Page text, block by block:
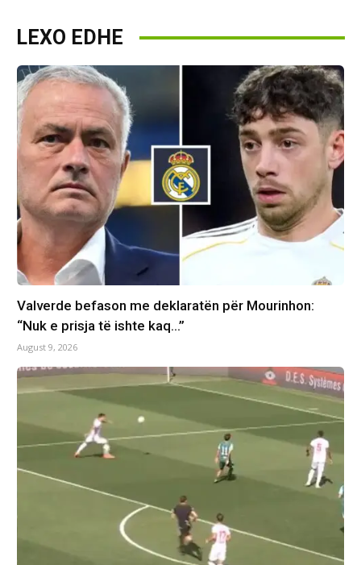
LEXO EDHE
Valverde befason me deklaratën për Mourinhon:
“Nuk e prisja të ishte kaq…”
August 9, 2026